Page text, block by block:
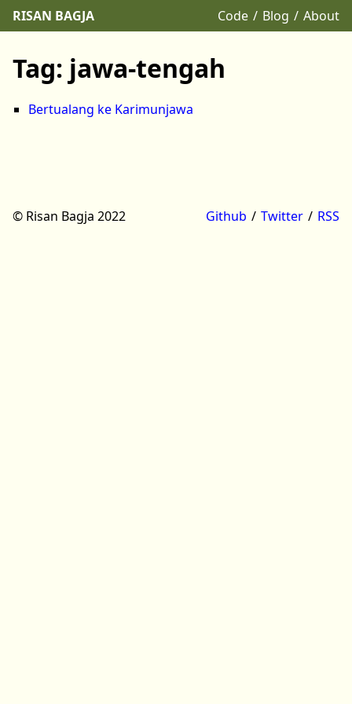
RISAN BAGJA Code Blog About
Tag: jawa-tengah
Bertualang ke Karimunjawa
© Risan Bagja 2022 Github Twitter RSS